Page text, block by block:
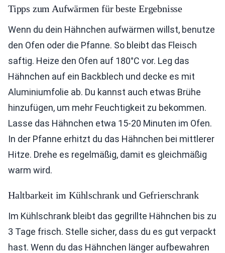
Tipps zum Aufwärmen für beste Ergebnisse
Wenn du dein Hähnchen aufwärmen willst, benutze
den Ofen oder die Pfanne. So bleibt das Fleisch
saftig. Heize den Ofen auf 180°C vor. Leg das
Hähnchen auf ein Backblech und decke es mit
Aluminiumfolie ab. Du kannst auch etwas Brühe
hinzufügen, um mehr Feuchtigkeit zu bekommen.
Lasse das Hähnchen etwa 15-20 Minuten im Ofen.
In der Pfanne erhitzt du das Hähnchen bei mittlerer
Hitze. Drehe es regelmäßig, damit es gleichmäßig
warm wird.
Haltbarkeit im Kühlschrank und Gefrierschrank
Im Kühlschrank bleibt das gegrillte Hähnchen bis zu
3 Tage frisch. Stelle sicher, dass du es gut verpackt
hast. Wenn du das Hähnchen länger aufbewahren